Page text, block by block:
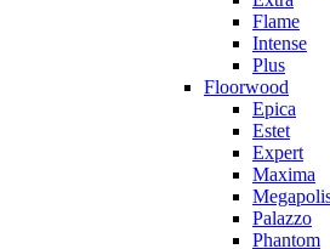
Flame
Intense
Plus
Floorwood
Epica
Estet
Expert
Maxima
Palazzo
Phantom